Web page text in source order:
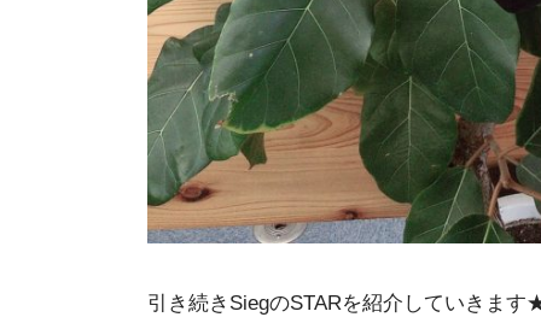
引き続きSiegのSTARを紹介していきます